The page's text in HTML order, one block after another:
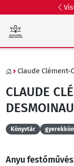
Claude
CLAUDE
Könyvtár
Anyu